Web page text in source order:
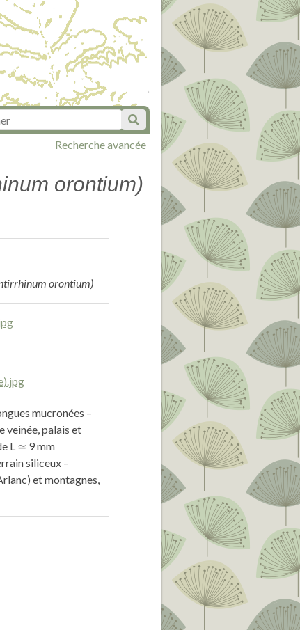
Recherche avancée
orontium)
orontium)
mucronées –
veinée, palais et
L ≃ 9 mm
siliceux –
et montagnes,